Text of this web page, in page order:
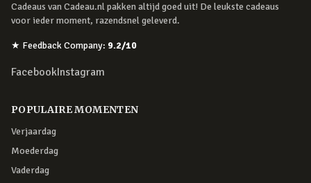
Cadeaus van Cadeau.nl pakken altijd goed uit! De leukste cadeaus
voor ieder moment, razendsnel geleverd.
★ Feedback Company: 9.2/10
FacebookInstagram
POPULAIRE MOMENTEN
Verjaardag
Moederdag
Vaderdag